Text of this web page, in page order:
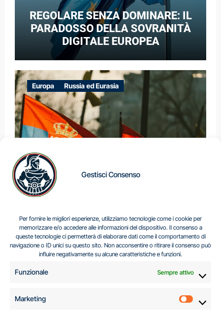
Gestisci Consenso
Per fornire le migliori esperienze, utilizziamo tecnologie come i cookie per
memorizzare e/o accedere alle informazioni del dispositivo. Il consenso a
queste tecnologie ci permetterà di elaborare dati come il comportamento di
navigazione o ID unici su questo sito. Non acconsentire o ritirare il consenso può
influire negativamente su alcune caratteristiche e funzioni.
Funzionale Sempre attivo
Marketing
REGOLARE SENZA DOMINARE: IL
PARADOSSO DELLA SOVRANITÀ
DIGITALE EUROPEA
Europa Russia ed Eurasia
Centro Analisi e Studi Italus © Tutti i diritti riservati